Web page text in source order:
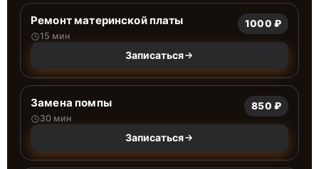
Ремонт материнской платы
15 мин
1000 ₽
Записаться
Замена помпы
30 мин
850 ₽
Записаться